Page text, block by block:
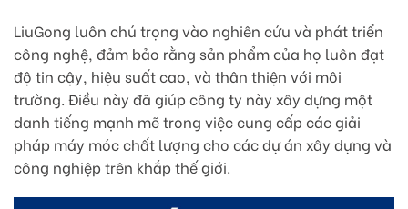
LiuGong luôn chú trọng vào nghiên cứu và phát triển
công nghệ, đảm bảo rằng sản phẩm của họ luôn đạt
độ tin cậy, hiệu suất cao, và thân thiện với môi
trường. Điều này đã giúp công ty này xây dựng một
danh tiếng mạnh mẽ trong việc cung cấp các giải
pháp máy móc chất lượng cho các dự án xây dựng và
công nghiệp trên khắp thế giới.